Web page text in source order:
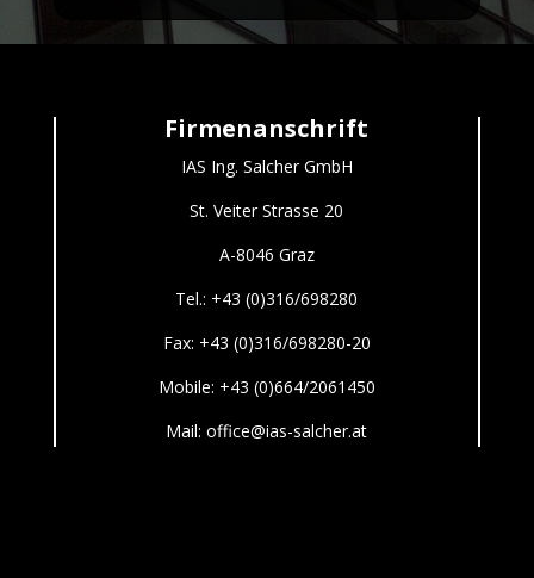
Firmenanschrift
IAS Ing. Salcher GmbH
St. Veiter Strasse 20
A-8046 Graz
Tel.: +43 (0)316/698280
Fax: +43 (0)316/698280-20
Mobile: +43 (0)664/2061450
Mail: office@ias-salcher.at